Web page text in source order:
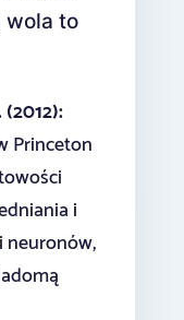
wola to
Princeton
i